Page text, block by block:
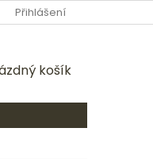
Přihlášení
košík